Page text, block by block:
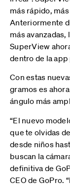
más rápido,
Anteriormente
más
SuperView
dentro de la app
Con estas
gramos es
ángulo más
“El nuevo
que te olvidas
desde niños
buscan la
definitiva de
CEO de GoPro.